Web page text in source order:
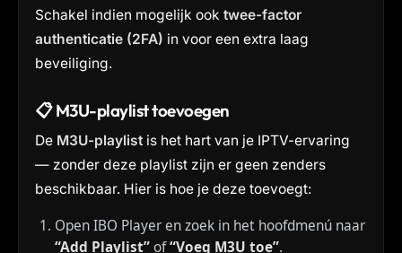
Schakel indien mogelijk ook twee-factor
authenticatie (2FA) in voor een extra laag
beveiliging.
📋 M3U-playlist toevoegen
De M3U-playlist is het hart van je IPTV-ervaring
— zonder deze playlist zijn er geen zenders
beschikbaar. Hier is hoe je deze toevoegt:
Open IBO Player en zoek in het hoofdmenú naar
“Add Playlist”of“Voeg M3U toe”.